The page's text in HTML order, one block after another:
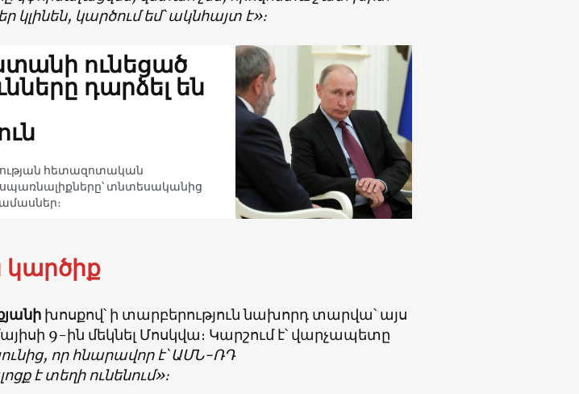
կլինեն, կարծում եմ՝ ակնհայտ է»։
ունեցած
դարձել են
հետազոտական
տնտեսականից
խոսքով՝ ի տարբերություն նախորդ տարվա՝ այս
9-ին մեկնել Մոսկվա։ Կարշում է՝ վարչապետը
որ հնարավոր է՝ ԱՄՆ-ՌԴ
է տեղի ունենում»։